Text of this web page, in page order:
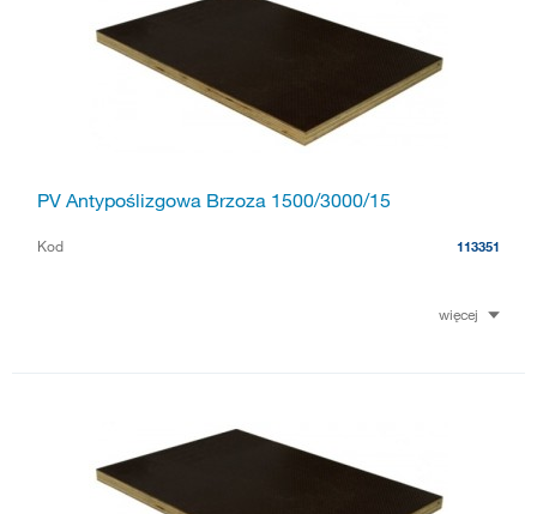
PV Antypoślizgowa Brzoza 1500/3000/15
Kod 113351
więcej